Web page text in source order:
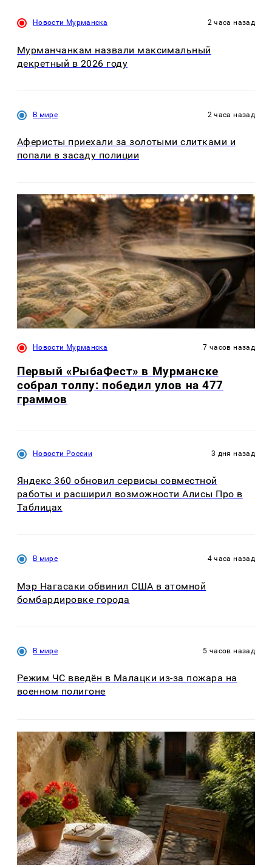
Новости Мурманска 2 часа назад
Мурманчанкам назвали максимальный
декретный в 2026 году
В мире 2 часа назад
Аферисты приехали за золотыми слитками и
попали в засаду полиции
Новости Мурманска 7 часов назад
Первый «РыбаФест» в Мурманске
собрал толпу: победил улов на 477
граммов
Новости России 3 дня назад
Яндекс 360 обновил сервисы совместной
работы и расширил возможности Алисы Про в
Таблицах
В мире 4 часа назад
Мэр Нагасаки обвинил США в атомной
бомбардировке города
В мире 5 часов назад
Режим ЧС введён в Малацки из-за пожара на
военном полигоне